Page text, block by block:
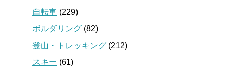
自転車 (229)
ボルダリング (82)
登山・トレッキング (212)
スキー (61)